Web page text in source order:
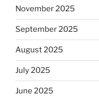
November 2025
September 2025
August 2025
July 2025
June 2025